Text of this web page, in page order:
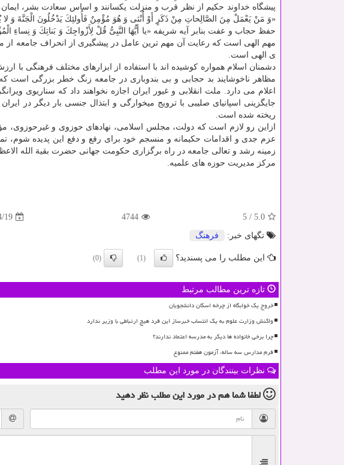
پیشگاه خداوند حكیم از نظر قرب و منزلت یكسانند و اساس سعادت بشر،
«وَ مَنْ یَعْمَلْ مِنَ الصَّالِحاتِ مِنْ ذَكَرٍ أَوْ أُنْثی وَ هُوَ مُؤْمِنٌ فَأُولئِكَ یَدْخُلُونَ الْجَنَّةَ وَ لا
مهم الهی است كه رعایت آن مهم ترین عامل در پیشگیری از انحراف جامعه
ی الهی است.
دشمنان اسلام همواره كوشیده اند با استفاده از ابزارهای مختلف فرهنگی با
مظاهر ناخوشایند بد حجابی و بی بندوباری در جامعه زنگ خطر بزرگی است
اعلام می دارد. ملت انقلابی و غیور ایران اجازه نخواهند داد كه سناریوی
جایگزینی اسپانیای صلیبی با ترویج میخوارگی و ابتذال جنسی بار دیگر در
ریخته شده است.
ازاین رو لازم است كه دولت، مجلس اسلامی، نهادهای حوزوی و
عزم جدی و اقدامات حكیمانه و منسجم خود برای رفع و دفع این پدیده
زمینه رشد و تعالی جامعه در راه برگزاری حكومت جهانی حضرت بقیة الله الاعظم
مركز مدیریت حوزه های علمیه.
5.0
/
5
4744
19
تگهای خبر:
فرهنگ
این مطلب را می پسندید؟ (1)
(0)
تازه ترین مطالب مرتبط
خروج یک خوابگاه از چرخه اسکان دانشجویان
واکنش وزارت علوم به یک انتساب خبرساز این فرد هیچ ارتباطی با وزیر ندارد
چرا برخی خانواده ها دیگر به مدرسه اعتماد ندارند؟
فرم مدارس سه ساله، آزمون هفتم ممنوع
نظرات بینندگان در مورد این مطلب
لطفا شما همدر مورد این مطلبنظر دهید